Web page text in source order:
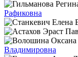
Рафиковна
Владимировна